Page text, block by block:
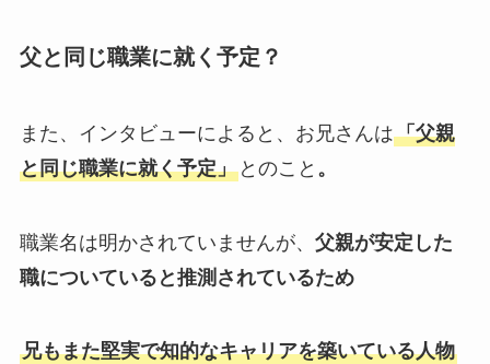
父と同じ職業に就く予定？
また、インタビューによると、お兄さんは「父親
と同じ職業に就く予定」とのこと 。
職業名は明かされていませんが、 父親が安定した
職についていると推測されているため
兄もまた堅実で知的なキャリアを築いている人物